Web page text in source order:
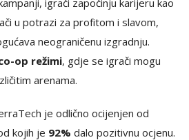
u potrazi za profitom i slavom,
neograničenu izgradnju.
op režimi, gdje se igrači mogu
arenama.
je odlično ocijenjen od
kojih je 92% dalo pozitivnu ocjenu.